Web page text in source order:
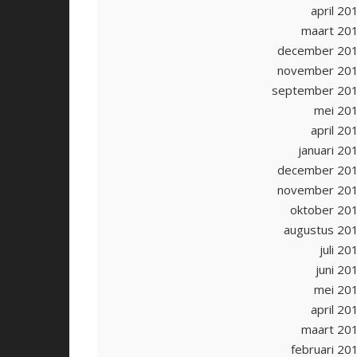
april
maart
december
november
september
mei
april
januari
december
november
oktober
augustus
juli
juni
mei
april
maart
februari